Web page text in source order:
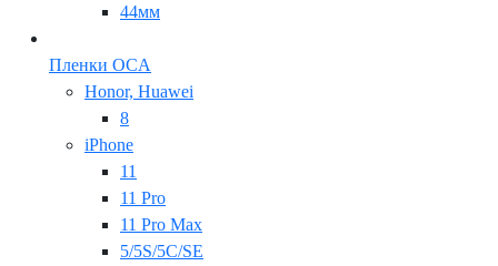
44мм
Пленки OCA
Honor, Huawei
8
iPhone
11
11 Pro
11 Pro Max
5/5S/5C/SE